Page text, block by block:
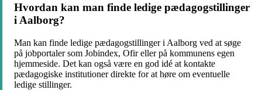
Hvordan kan man finde ledige pædagogstillinger
i Aalborg?
Man kan finde ledige pædagogstillinger i Aalborg ved at søge
på jobportaler som Jobindex, Ofir eller på kommunens egen
hjemmeside. Det kan også være en god idé at kontakte
pædagogiske institutioner direkte for at høre om eventuelle
ledige stillinger.